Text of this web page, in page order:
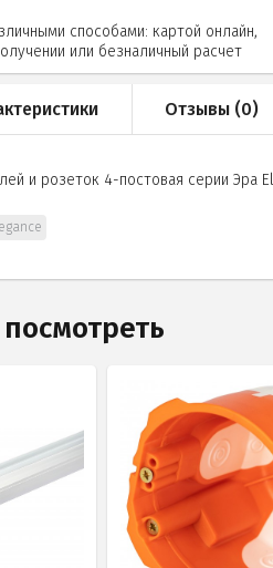
способами: картой онлайн,
или безналичный расчет
Отзывы (0)
и розеток 4-постовая серии Эра